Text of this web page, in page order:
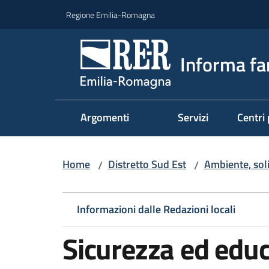
Regione Emilia-Romagna
Informa
Argomenti Servizi Centri
Home / Distretto Sud Est / Ambiente,
Informazioni dalle Redazioni locali
Sicurezza ed